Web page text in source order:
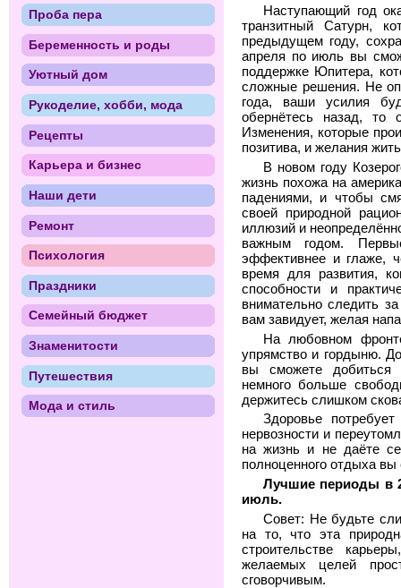
Наступающий год
транзитный Сатурн,
предыдущем году,
апреля по июль вы
поддержке Юпитера,
сложные решения. Не
года, ваши усилия
обернётесь назад, то
Изменения, которые
позитива, и желания
В новом году
жизнь похожа на
падениями, и чтобы
своей природной
иллюзий и
важным годом.
эффективнее и глаже,
время для развития,
способности и
внимательно следить
вам завидует, желая
На любовном
упрямство и гордыню.
вы сможете добиться
немного больше
держитесь слишком
Здоровье
нервозности и
на жизнь и не даёте
полноценного отдыха
Лучшие периоды в
июль.
Совет: Не будьте
на то, что эта
строительстве
желаемых целей
сговорчивым.
Проба пера
Беременность и роды
Уютный дом
Рукоделие, хобби, мода
Рецепты
Карьера и бизнес
Наши дети
Ремонт
Психология
Праздники
Семейный бюджет
Знаменитости
Путешествия
Мода и стиль